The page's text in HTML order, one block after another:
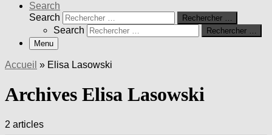
Search
Search
Rechercher …
Search
Rechercher …
Menu
Accueil » Elisa Lasowski
Archives Elisa Lasowski
2 articles